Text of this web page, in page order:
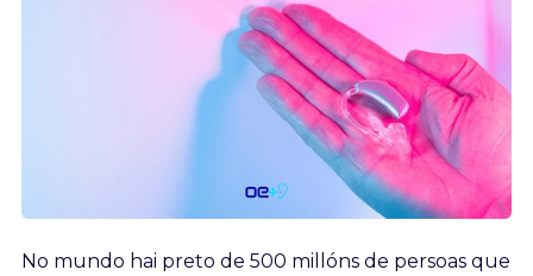
No mundo hai preto de 500 millóns de persoas que